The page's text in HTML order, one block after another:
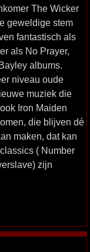
The Wicker
geweldige stem
fantastisch als
als No Prayer,
albums.
niveau oude
muziek die
Iron Maiden
die blijven dé
maken, dat kan
( Number
zijn